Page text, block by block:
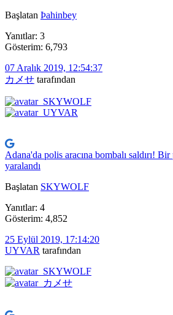
Başlatan Þahinbey
Yanıtlar: 3
Gösterim: 6,793
07 Aralık 2019, 12:54:37
カメせ tarafından
Adana'da polis aracına bombalı saldırı!
yaralandı
Başlatan SKYWOLF
Yanıtlar: 4
Gösterim: 4,852
25 Eylül 2019, 17:14:20
UYVAR tarafından